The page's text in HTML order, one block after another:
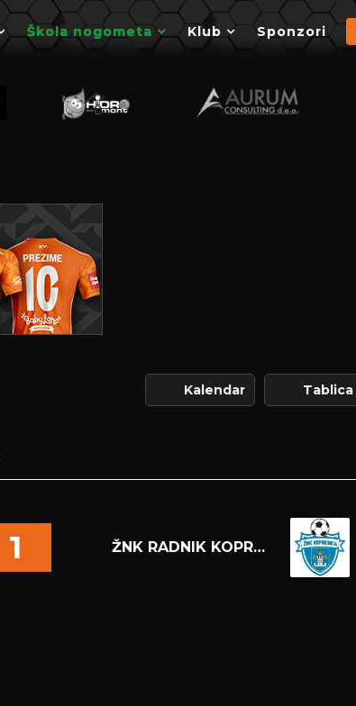
Škola nogometa Klub Sponzori
Kalendar Tablica
ŽNK RADNIK KOPRIVNICA
1